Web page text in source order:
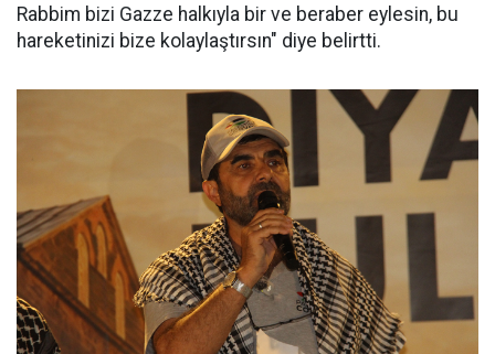
Rabbim bizi Gazze halkıyla bir ve beraber eylesin, bu
hareketinizi bize kolaylaştırsın" diye belirtti.